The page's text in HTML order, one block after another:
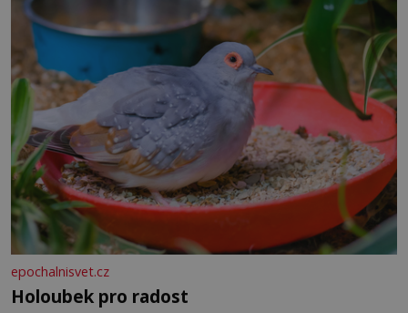
epochalnisvet.cz
Holoubek pro radost